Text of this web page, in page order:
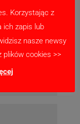
Korzystając z
ich zapis lub
nasze newsy
plików cookies >>